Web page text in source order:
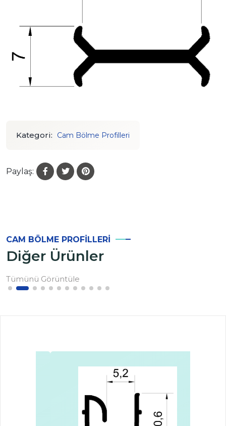
Kategori: Cam Bölme Profilleri
Paylaş:
CAM BÖLME PROFILLERI
Diğer Ürünler
Tümünü Görüntüle